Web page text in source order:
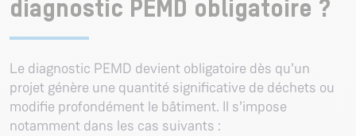
diagnostic PEMD obligatoire ?
Le diagnostic PEMD devient obligatoire dès qu’un
projet génère une quantité significative de déchets ou
modifie profondément le bâtiment. Il s’impose
notamment dans les cas suivants :